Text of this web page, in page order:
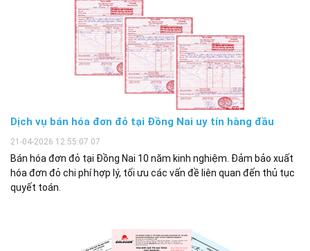
Dịch vụ bán hóa đơn đỏ tại Đồng Nai uy tín hàng đầu
21-04-2026 12:55:07 07
Bán hóa đơn đỏ tại Đồng Nai 10 năm kinh nghiệm. Đảm bảo xuất
hóa đơn đỏ chi phí hợp lý, tối ưu các vấn đề liên quan đến thủ tục
quyết toán.